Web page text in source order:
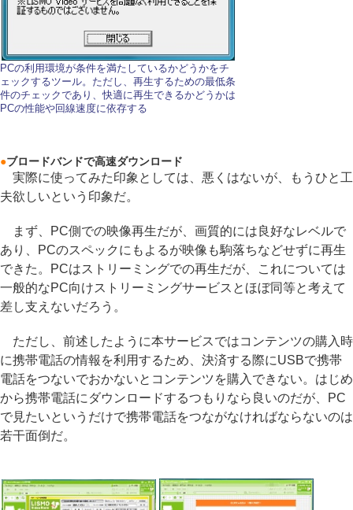
PCの利用環境が条件を満たしているかどうかをチ
ェックするツール。ただし、再生するための最低条
件のチェックであり、快適に再生できるかどうかは
PCの性能や回線速度に依存する
●ブロードバンドで高速ダウンロード
実際に使ってみた印象としては、悪くはないが、もうひと工
夫欲しいという印象だ。
まず、PC側での映像再生だが、画質的には良好なレベルで
あり、PCのスペックにもよるが映像も駒落ちなどせずに再生
できた。PCはストリーミングでの再生だが、これについては
一般的なPC向けストリーミングサービスとほぼ同等と考えて
差し支えないだろう。
ただし、前述したように本サービスではコンテンツの購入時
に携帯電話の情報を利用するため、決済する際にUSBで携帯
電話をつないでおかないとコンテンツを購入できない。はじめ
から携帯電話にダウンロードするつもりなら良いのだが、PC
で見たいというだけで携帯電話をつながなければならないのは
若干面倒だ。